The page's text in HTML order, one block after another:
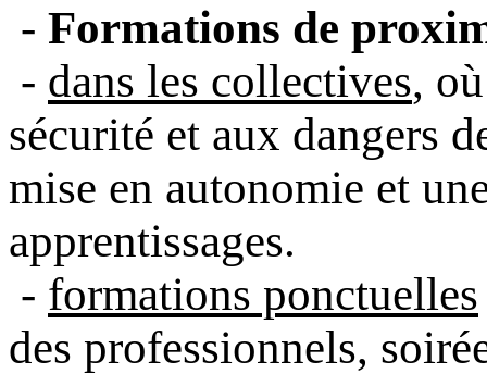
- Formations de
- dans les collectives,
sécurité et aux dangers
mise en autonomie et
apprentissages.
- formations ponctuelles
des professionnels,